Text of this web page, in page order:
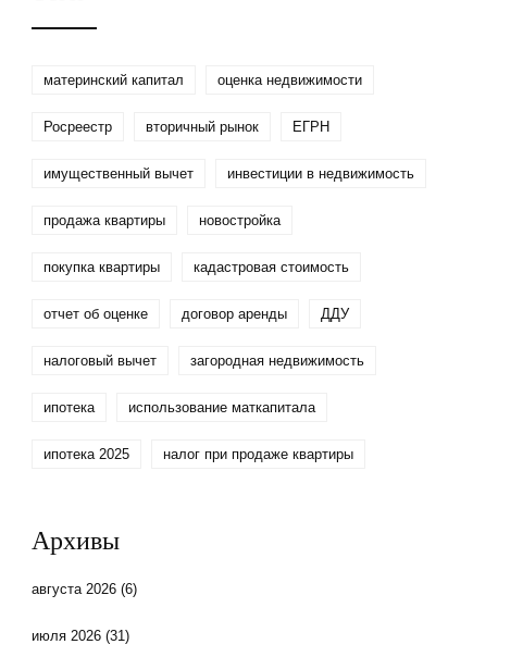
материнский капитал оценка недвижимости
Росреестр вторичный рынок ЕГРН
имущественный вычет инвестиции в недвижимость
продажа квартиры новостройка
покупка квартиры кадастровая стоимость
отчет об оценке договор аренды ДДУ
налоговый вычет загородная недвижимость
ипотека использование маткапитала
ипотека 2025 налог при продаже квартиры
Архивы
августа 2026(6)
июля 2026(31)